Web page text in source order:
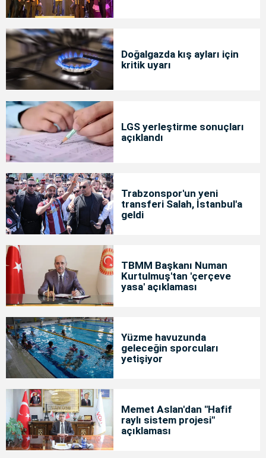
Doğalgazda kış ayları için
kritik uyarı
LGS yerleştirme sonuçları
açıklandı
Trabzonspor'un yeni
transferi Salah, İstanbul'a
geldi
TBMM Başkanı Numan
Kurtulmuş'tan 'çerçeve
yasa' açıklaması
Yüzme havuzunda
geleceğin sporcuları
yetişiyor
Memet Aslan'dan "Hafif
raylı sistem projesi"
açıklaması